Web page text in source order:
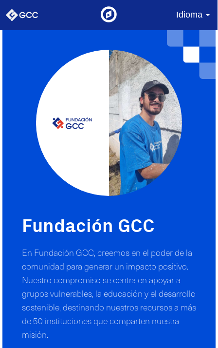
Idioma
Fundación GCC
En Fundación GCC, creemos en el poder de la
comunidad para generar un impacto positivo.
Nuestro compromiso se centra en apoyar a
grupos vulnerables, la educación y el desarrollo
sostenible, destinando nuestros recursos a más
de 50 instituciones que comparten nuestra
misión.